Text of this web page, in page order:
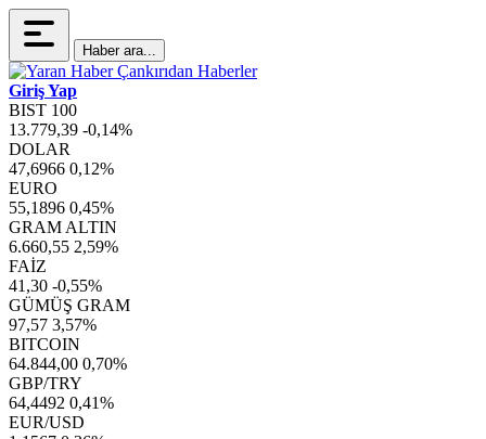
Haber ara...
Giriş Yap
BIST 100
13.779,39 -0,14%
DOLAR
47,6966 0,12%
EURO
55,1896 0,45%
GRAM ALTIN
6.660,55 2,59%
FAİZ
41,30 -0,55%
GÜMÜŞ GRAM
97,57 3,57%
BITCOIN
64.844,00 0,70%
GBP/TRY
64,4492 0,41%
EUR/USD